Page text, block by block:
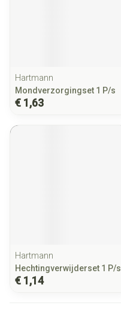
Hartmann
Mondverzorgingset 1 P/s
€ 1,63
Hartmann
Hechtingverwijderset 1 P/s
€ 1,14